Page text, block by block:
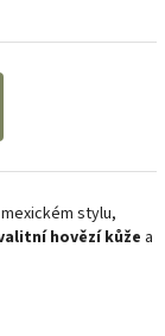
stylu,
hovězí kůže a